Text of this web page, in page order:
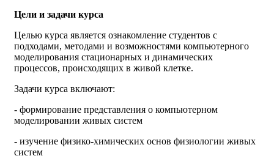
Цели и задачи курса
Целью курса является ознакомление студентов с
подходами, методами и возможностями компьютерного
моделирования стационарных и динамических
процессов, происходящих в живой клетке.
Задачи курса включают:
- формирование представления о компьютерном
моделировании живых систем
- изучение физико-химических основ физиологии живых
систем